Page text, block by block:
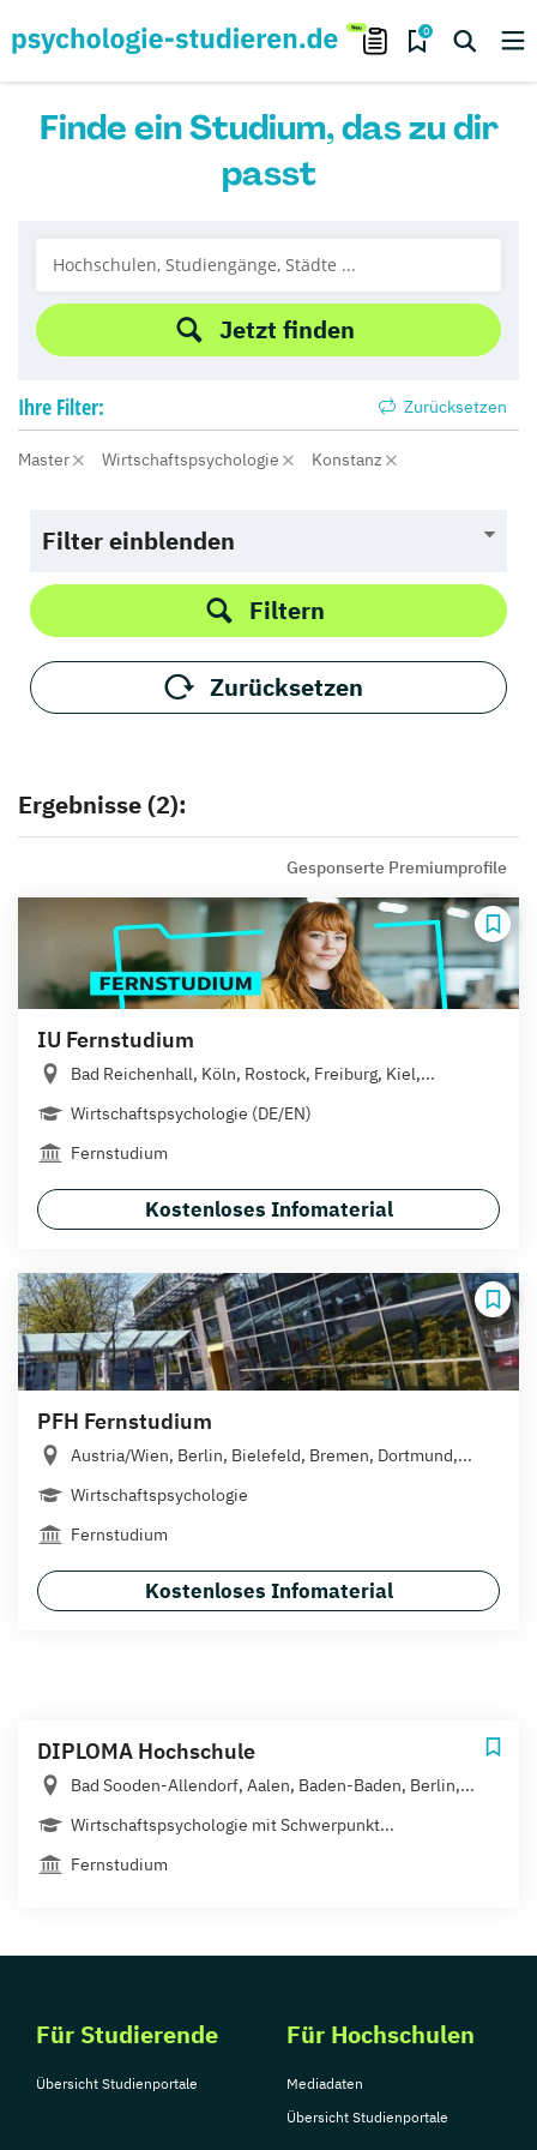
0
Finde ein Studium, das zu dir
passt
Jetzt finden
Ihre Filter: Zurücksetzen
Master Wirtschaftspsychologie Konstanz
Filter einblenden
Filtern
Zurücksetzen
Ergebnisse (2):
Gesponserte Premiumprofile
IU Fernstudium
Bad Reichenhall, Köln, Rostock, Freiburg, Kiel,...
Wirtschaftspsychologie (DE/EN)
Fernstudium
Kostenloses Infomaterial
PFH Fernstudium
Austria/Wien, Berlin, Bielefeld, Bremen, Dortmund,...
Wirtschaftspsychologie
Fernstudium
Kostenloses Infomaterial
DIPLOMA Hochschule
Bad Sooden-Allendorf, Aalen, Baden-Baden, Berlin,...
Wirtschaftspsychologie mit Schwerpunkt...
Fernstudium
Für Studierende
Übersicht Studienportale
Für Hochschulen
Mediadaten
Übersicht Studienportale